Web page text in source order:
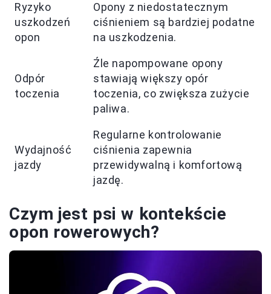
Ryzyko
uszkodzeń
opon
Opony z niedostatecznym
ciśnieniem są bardziej podatne
na uszkodzenia.
Odpór
toczenia
Źle napompowane opony
stawiają większy opór
toczenia, co zwiększa zużycie
paliwa.
Wydajność
jazdy
Regularne kontrolowanie
ciśnienia zapewnia
przewidywalną i komfortową
jazdę.
Czym jest psi w kontekście
opon rowerowych?